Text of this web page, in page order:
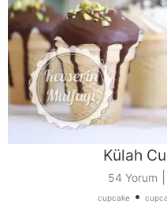
Külah
54 Yorum
cupcake •